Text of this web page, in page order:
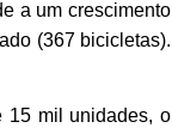
a um crescimento
(367 bicicletas).
15 mil unidades, o